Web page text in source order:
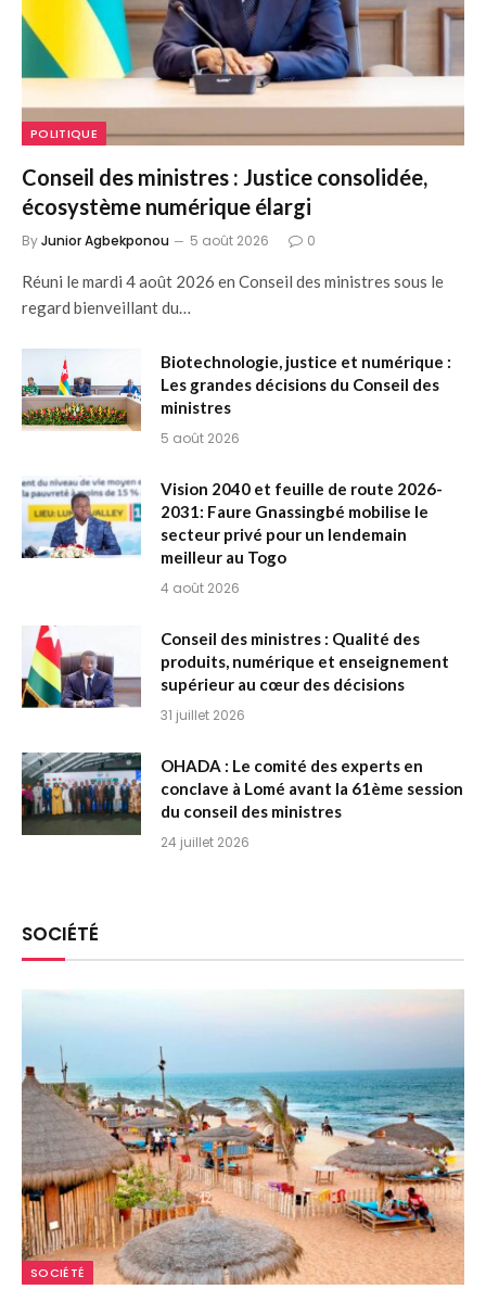
POLITIQUE
Conseil des ministres : Justice consolidée,
écosystème numérique élargi
ByJunior Agbekponou 5 août 2026 0
Réuni le mardi 4 août 2026 en Conseil des ministres sous le
regard bienveillant du…
Biotechnologie, justice et numérique :
Les grandes décisions du Conseil des
ministres
5 août 2026
Vision 2040 et feuille de route 2026-
2031: Faure Gnassingbé mobilise le
secteur privé pour un lendemain
meilleur au Togo
4 août 2026
Conseil des ministres : Qualité des
produits, numérique et enseignement
supérieur au cœur des décisions
31 juillet 2026
OHADA : Le comité des experts en
conclave à Lomé avant la 61ème session
du conseil des ministres
24 juillet 2026
SOCIÉTÉ
SOCIÉTÉ